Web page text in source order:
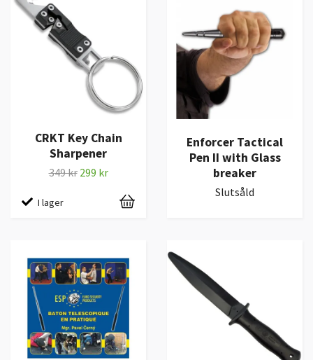
CRKT Key Chain
Sharpener
349 kr 299 kr
I lager
Enforcer Tactical
Pen II with Glass
breaker
Slutsåld